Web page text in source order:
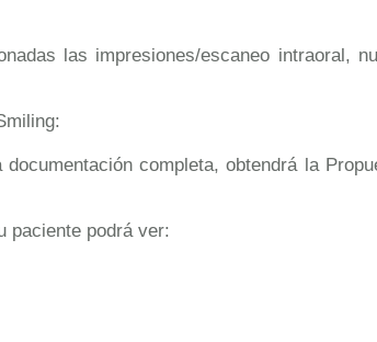
las impresiones/escaneo intraoral,
completa, obtendrá la
paciente podrá ver: